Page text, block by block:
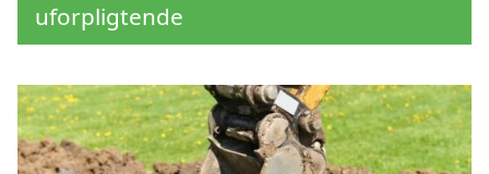
uforpligtende